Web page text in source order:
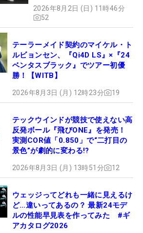
2026年8月2日 (日) 11時46分
52
テーラーメイド契約のマイケル・ト
ルビョンセン、『Qi4D LS』×『24
ベンタスブラック』でツアー初優
勝！【WITB】
2026年8月3日 (月) 12時23分 19
テックウインドが競技で使えない高
反発ボール『飛びONE』を発売！
実測COR値「0.850」で“二打目の
景色”が劇的に変わる!?
2026年8月3日 (月) 13時51分 12
ウェッジってどれも一緒に見えるけ
ど…違いってあるの？ 最新24モデ
ルの性能早見表を作ってみた #ギ
アカタログ2026